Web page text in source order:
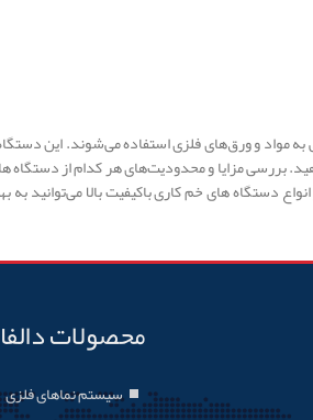
و ورق‌های فلزی استفاده می‌شوند. این
بررسی مزایا و محدودیت‌های هر کدام از دستگاه
دستگاه های خم کاری باکیفیت بالا می‌توانید
محصولات دالفا
سیستم نماهای فلزی